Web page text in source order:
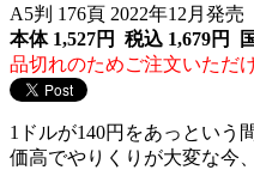
A5判 176頁 2022年12月発売
本体 1,527円 税込 1,679円
品切れのためご注文いただ
1ドルが140円をあっという
価高でやりくりが大変な今